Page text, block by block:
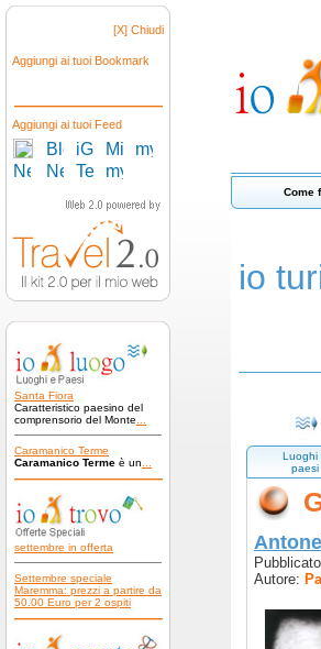
[X] Chiudi
Aggiungi ai tuoi Bookmark
Aggiungi ai tuoi Feed
Santa Fiora
Caratteristico paesino del
comprensorio del Monte
Caramanico Terme
Caramanico Terme è un
settembre in offerta
Settembre speciale
Maremma: prezzi a partire da
50.00 Euro per 2 ospiti
Come
io
Luoghi
paesi
Autore: